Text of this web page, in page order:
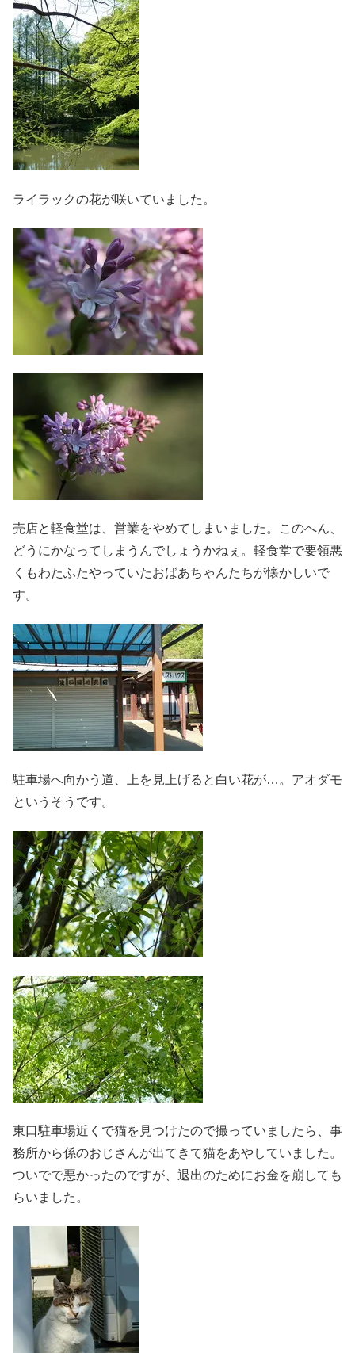
ライラックの花が咲いていました。
売店と軽食堂は、営業をやめてしまいました。このへん、
どうにかなってしまうんでしょうかねぇ。軽食堂で要領悪
くもわたふたやっていたおばあちゃんたちが懐かしいで
す。
駐車場へ向かう道、上を見上げると白い花が…。アオダモ
というそうです。
東口駐車場近くで猫を見つけたので撮っていましたら、事
務所から係のおじさんが出てきて猫をあやしていました。
ついでで悪かったのですが、退出のためにお金を崩しても
らいました。